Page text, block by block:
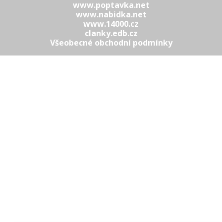
www.poptavka.net
www.nabidka.net
www.14000.cz
clanky.edb.cz
Všeobecné obchodní podmínky